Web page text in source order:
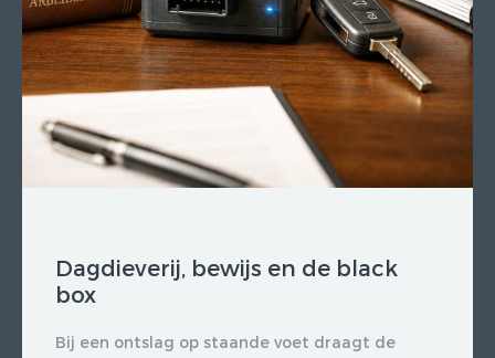
Dagdieverij, bewijs en de black
box
Bij een ontslag op staande voet draagt de